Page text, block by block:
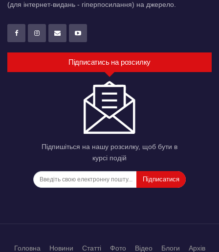
(для інтернет-видань - гіперпосилання) на джерело.
Підписатись на розсилку
Підпишіться на нашу розсилку, щоб бути в
курсі подій
Підписатися
Головна Новини Статті Фото Відео Блоги Архів